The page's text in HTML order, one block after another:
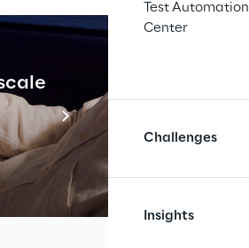
Test Automation
Center
Challenges
Insights
di richieste da parte dei
onboarding, trasferimenti tra
Queste attività assorbono
difficile garantire risposte
delle informazioni: policy,